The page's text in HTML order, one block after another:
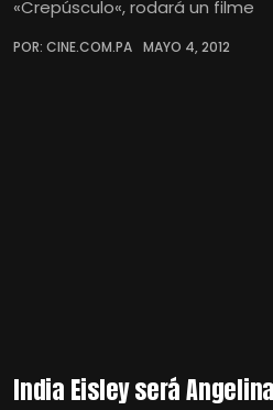
«Crepúsculo«, rodará un filme
POR: CINE.COM.PA MAYO 4, 2012
India Eisley será